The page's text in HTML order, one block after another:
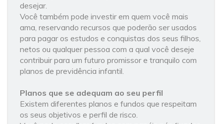
desejar.
Você também pode investir em quem você mais
ama, reservando recursos que poderão ser usados
para pagar os estudos e conquistas dos seus filhos,
netos ou qualquer pessoa com a qual você deseje
contribuir para um futuro promissor e tranquilo com
planos de previdência infantil.
Planos que se adequam ao seu perfil
Existem diferentes planos e fundos que respeitam
os seus objetivos e perfil de risco.